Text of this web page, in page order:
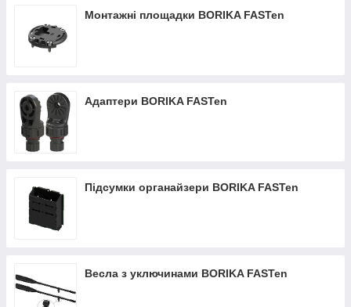
Монтажні площадки BORIKA FASTen
Адаптери BORIKA FASTen
Підсумки органайзери BORIKA FASTen
Весла з уключинами BORIKA FASTen